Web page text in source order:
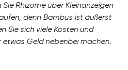
Rhizome über Kleinanzeigen
denn Bambus ist äußerst
Sie sich viele Kosten und
Geld nebenbei machen.